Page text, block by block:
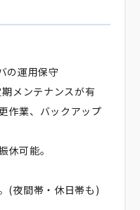
の運用保守
メンテナンスが有
作業、バックアップ
可能。
(夜間帯・休日帯も)